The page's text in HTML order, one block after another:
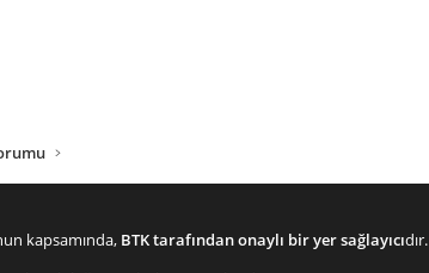
kapsamında, BTK tarafından onaylı bir yer sağlayıcıdır.